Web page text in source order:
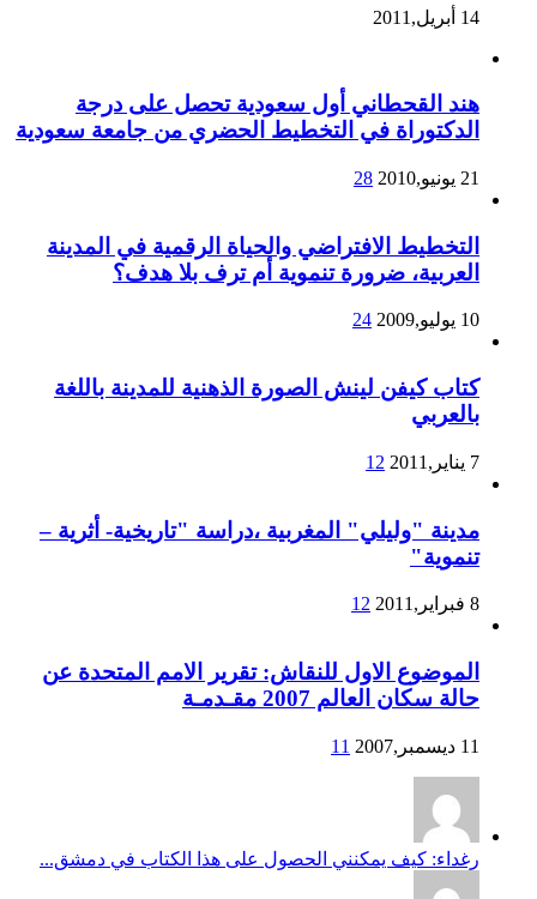
14 أبريل,2011
هند القحطاني أول سعودية تحصل على درجة
الدكتوراة في التخطيط الحضري من جامعة سعودية
21 يونيو,2010 28
التخطيط الافتراضي والحياة الرقمية في المدينة
العربية، ضرورة تنموية أم ترف بلا هدف؟
10 يوليو,2009 24
كتاب كيفن لينش الصورة الذهنية للمدينة باللغة
بالعربي
7 يناير,2011 12
مدينة "وليلي" المغربية ،دراسة "تاريخية- أثرية –
تنموية"
8 فبراير,2011 12
الموضوع الاول للنقاش: تقرير الامم المتحدة عن
حالة سكان العالم 2007 مقـدمـة
11 ديسمبر,2007 11
رغداء: كيف يمكنني الحصول على هذا الكتاب في دمشق...